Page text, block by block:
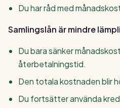
Du har råd med
Samlingslån är mindre
Du bara sänker
återbetalningstid.
Den totala kostnaden blir
Du fortsätter använda